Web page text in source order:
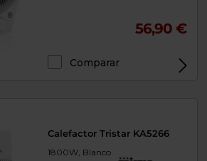
56,90 €
Comparar
Calefactor Tristar KA5266
1800W, Blanco